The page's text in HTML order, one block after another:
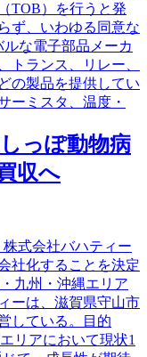
TOB）を行うと発
ず、いわゆる同意な
な電子部品メーカ
トランス、リレー、
の製品を提供してい
ーミスタ、温度・
っぽ動物病
収へ
式会社バハティー
社化することを決定
九州・沖縄エリア
ーは、滋賀県守山市
している。目的
リアにおいて現状1